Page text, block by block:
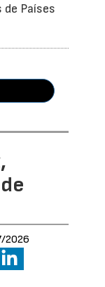
Países
2026